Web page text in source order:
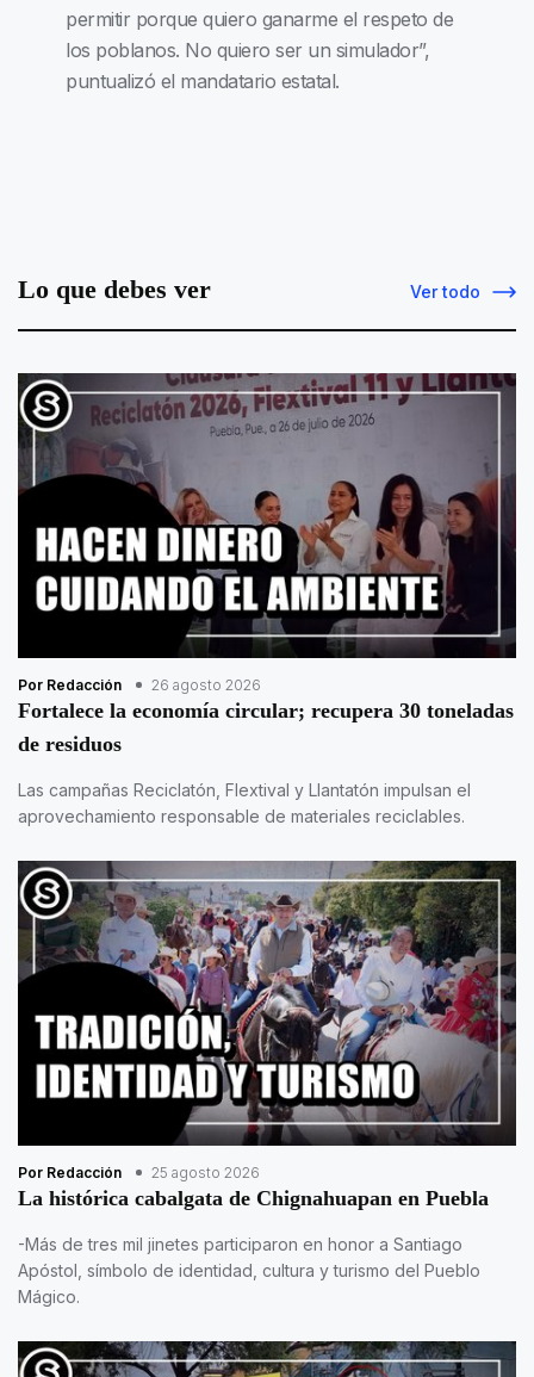
permitir porque quiero ganarme el respeto de
los poblanos. No quiero ser un simulador”,
puntualizó el mandatario estatal.
Lo que debes ver Ver todo
Por Redacción 26 agosto 2026
Fortalece la economía circular; recupera 30 toneladas
de residuos
Las campañas Reciclatón, Flextival y Llantatón impulsan el
aprovechamiento responsable de materiales reciclables.
Por Redacción 25 agosto 2026
La histórica cabalgata de Chignahuapan en Puebla
-Más de tres mil jinetes participaron en honor a Santiago
Apóstol, símbolo de identidad, cultura y turismo del Pueblo
Mágico.